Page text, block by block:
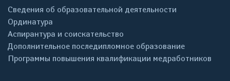
Сведения об образовательной деятельности
Ординатура
Аспирантура и соискательство
Дополнительное последипломное образование
Программы повышения квалификации медработников